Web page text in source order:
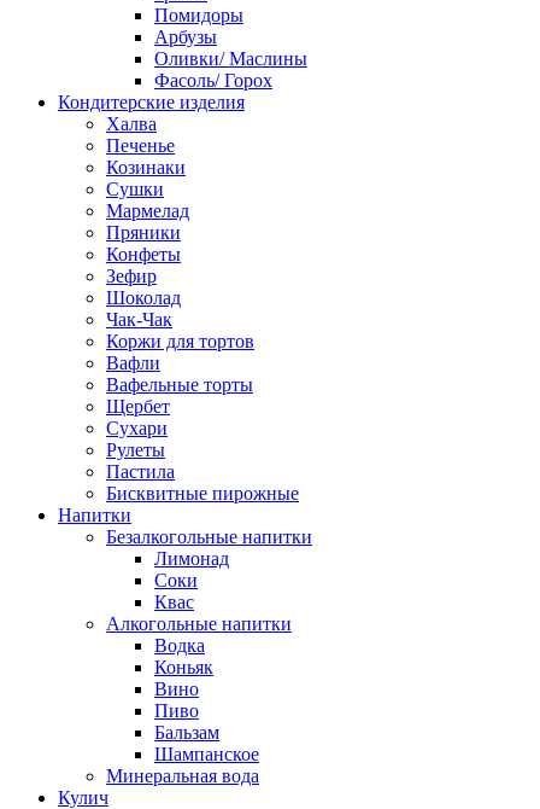
Помидоры
Арбузы
Оливки/ Маслины
Фасоль/ Горох
Кондитерские изделия
Халва
Печенье
Козинаки
Сушки
Мармелад
Пряники
Конфеты
Зефир
Шоколад
Чак-Чак
Коржи для тортов
Вафли
Вафельные торты
Щербет
Сухари
Рулеты
Пастила
Бисквитные пирожные
Напитки
Безалкогольные напитки
Лимонад
Соки
Квас
Алкогольные напитки
Водка
Коньяк
Вино
Пиво
Бальзам
Шампанское
Минеральная вода
Кулич